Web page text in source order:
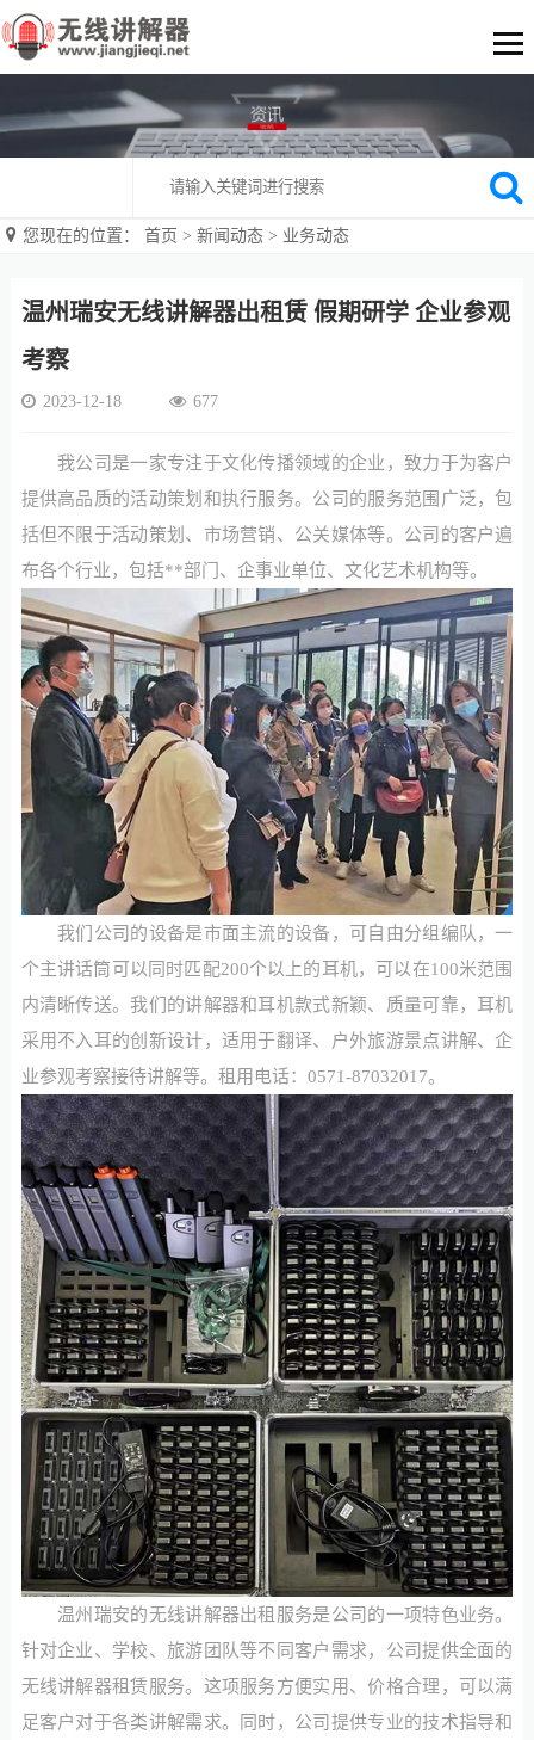
您现在的位置： 首页 > 新闻动态 > 业务动态
温州瑞安无线讲解器出租赁 假期研学 企业参观
考察
2023-12-18 677
我公司是一家专注于文化传播领域的企业，致力于为客户
提供高品质的活动策划和执行服务。公司的服务范围广泛，包
括但不限于活动策划、市场营销、公关媒体等。公司的客户遍
布各个行业，包括**部门、企事业单位、文化艺术机构等。
我们公司的设备是市面主流的设备，可自由分组编队，一
个主讲话筒可以同时匹配200个以上的耳机，可以在100米范围
内清晰传送。我们的讲解器和耳机款式新颖、质量可靠，耳机
采用不入耳的创新设计，适用于翻译、户外旅游景点讲解、企
业参观考察接待讲解等。租用电话：0571-87032017。
温州瑞安的无线讲解器出租服务是公司的一项特色业务。
针对企业、学校、旅游团队等不同客户需求，公司提供全面的
无线讲解器租赁服务。这项服务方便实用、价格合理，可以满
足客户对于各类讲解需求。同时，公司提供专业的技术指导和